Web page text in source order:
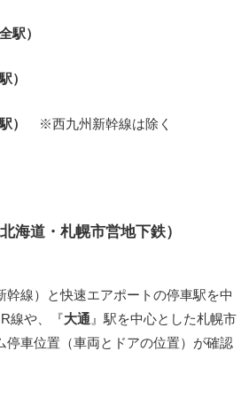
駅）
）
） ※西九州新幹線は除く
海道・札幌市営地下鉄）
幹線）と快速エアポートの停車駅を中
線や、『大通 』駅を中心とした札幌市
停車位置（車両とドアの位置）が確認